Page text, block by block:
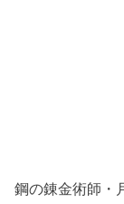
鋼の錬金術師・